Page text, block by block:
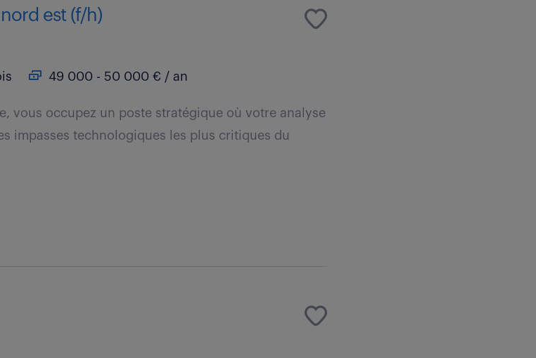
est (f/h)
49 000 - 50 000 € / an
vous occupez un poste stratégique où votre analyse
impasses technologiques les plus critiques du